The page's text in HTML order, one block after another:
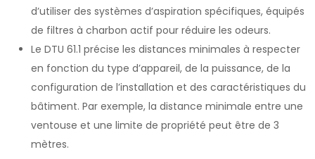
d’utiliser des systèmes d’aspiration spécifiques, équipés
de filtres à charbon actif pour réduire les odeurs.
Le DTU 61.1 précise les distances minimales à respecter
en fonction du type d’appareil, de la puissance, de la
configuration de l’installation et des caractéristiques du
bâtiment. Par exemple, la distance minimale entre une
ventouse et une limite de propriété peut être de 3
mètres.